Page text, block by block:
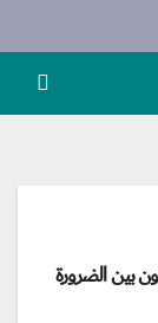
بين الضرورة